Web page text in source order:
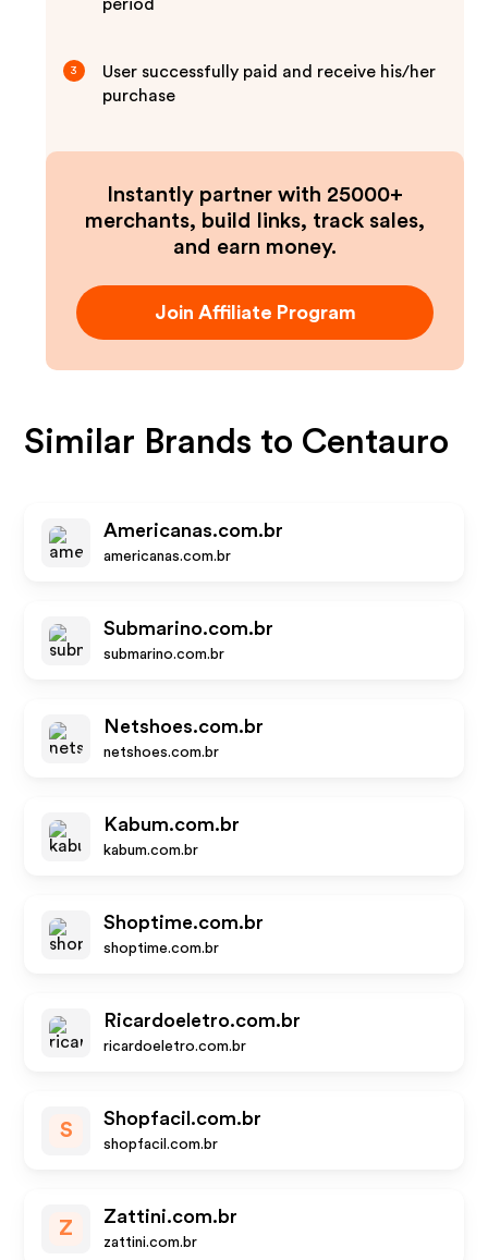
period
3
User successfully paid and receive his/her
purchase
Instantly partner with 25000+
merchants, build links, track sales,
and earn money.
Join Affiliate Program
Similar Brands to Centauro
Americanas.com.br
americanas.com.br
Submarino.com.br
submarino.com.br
Netshoes.com.br
netshoes.com.br
Kabum.com.br
kabum.com.br
Shoptime.com.br
shoptime.com.br
Ricardoeletro.com.br
ricardoeletro.com.br
S
Shopfacil.com.br
shopfacil.com.br
Z
Zattini.com.br
zattini.com.br